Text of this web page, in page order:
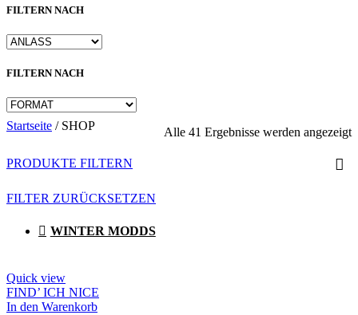
FILTERN NACH
FILTERN NACH
Startseite / SHOP Alle 41 Ergebnisse werden angezeigt
PRODUKTE FILTERN
FILTER ZURÜCKSETZEN
WINTER MODDS
Quick view
FIND’ ICH NICE
In den Warenkorb